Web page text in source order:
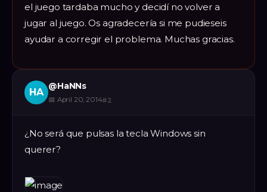
el juego tardaba mucho y decidí no volver a
jugar al juego. Os agradecería si me pudieseis
ayudar a corregir el problema. Muchas gracias.
HA
@HaNNs
📅 April 20, 2014#2
¿No será que pulsas la tecla Windows sin
querer?